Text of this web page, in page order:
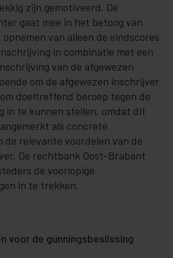
zijn gemotiveerd. De
gaat mee in het betoog van
van alleen de eindscores
in combinatie met een
van de afgewezen
om de afgewezen inschrijver
doeltreffend beroep tegen de
in te kunnen stellen, omdat dit
als concrete
de relevante voordelen van de
De rechtbank Oost-Brabant
de voorlopige
in te trekken.
voor de gunningsbeslissing